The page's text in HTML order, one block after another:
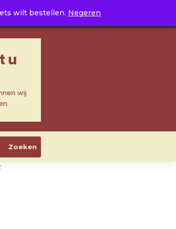
wilt bestellen. Negeren
u
wij
Zoeken